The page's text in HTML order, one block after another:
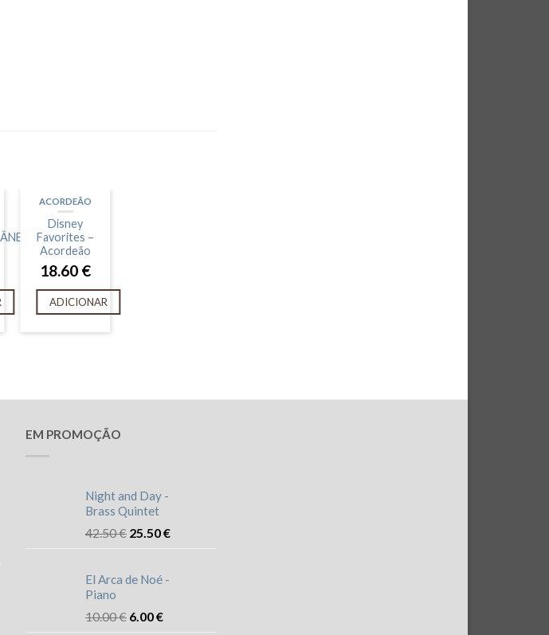
ACORDEÃO
Disney
Favorites –
Acordeão
18.60 €
ADICIONAR
EM PROMOÇÃO
Night and Day -
Brass Quintet
42.50€ 25.50€
El Arca de Noé -
Piano
10.00€ 6.00€